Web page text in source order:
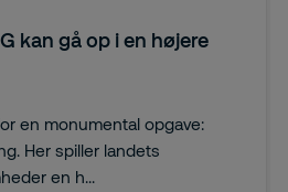
kan gå op i en højere
en monumental opgave:
Her spiller landets
en h...